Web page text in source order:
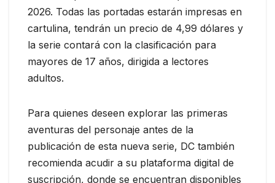
2026. Todas las portadas estarán impresas en
cartulina, tendrán un precio de 4,99 dólares y
la serie contará con la clasificación para
mayores de 17 años, dirigida a lectores
adultos.
Para quienes deseen explorar las primeras
aventuras del personaje antes de la
publicación de esta nueva serie, DC también
recomienda acudir a su plataforma digital de
suscripción, donde se encuentran disponibles